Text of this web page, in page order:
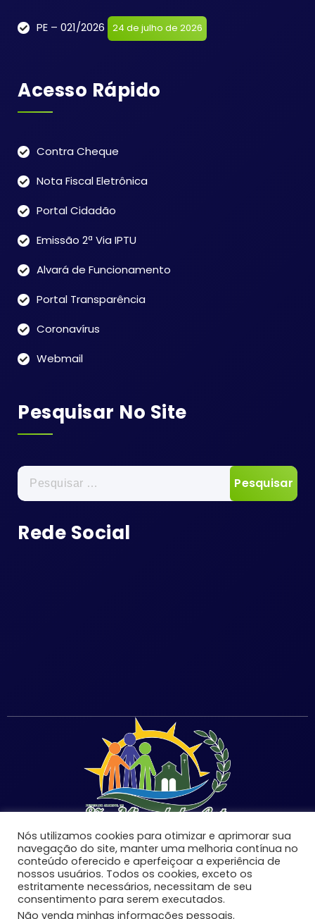
PE – 021/2026 24 de julho de 2026
Acesso Rápido
Contra Cheque
Nota Fiscal Eletrônica
Portal Cidadão
Emissão 2ª Via IPTU
Alvará de Funcionamento
Portal Transparência
Coronavírus
Webmail
Pesquisar No Site
Pesquisar
por:
Rede Social
©Copyright 2026 | Prefeitura Municipal de São Miguel
do Anta-MG | Todos os direitos reservados.
Nós utilizamos cookies para otimizar e aprimorar sua
navegação do site, manter uma melhoria contínua no
conteúdo oferecido e aperfeiçoar a experiência de
nossos usuários. Todos os cookies, exceto os
estritamente necessários, necessitam de seu
consentimento para serem executados.
Não venda minhas informações pessoais.